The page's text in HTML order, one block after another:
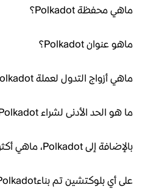
ماهي محفظة Polkadot؟
ماهو عنوان Polkadot؟
ماهي أزواج التدول لعملة Polkadot؟
ما هو الحد الأدنى لشراء Polkadot؟
بالإضافة إلى Polkadot، ماهي أكثر الأصول الرقمية الشائعة؟
على أي بلوكتشين تم بناءPolkadot؟